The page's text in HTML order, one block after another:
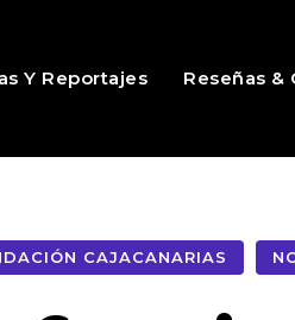
Y Reportajes Reseñas &
CAJACANARIAS